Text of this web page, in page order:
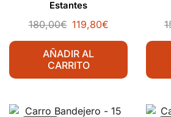
Estantes
180,00€ 119,80€
AÑADIR AL
CARRITO